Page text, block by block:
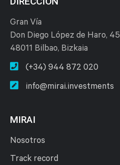
Gran Vía
Don Diego López de Haro, 45
48011 Bilbao, Bizkaia
(+34) 944 872 020
info@mirai.investments
MIRAI
Nosotros
Track record